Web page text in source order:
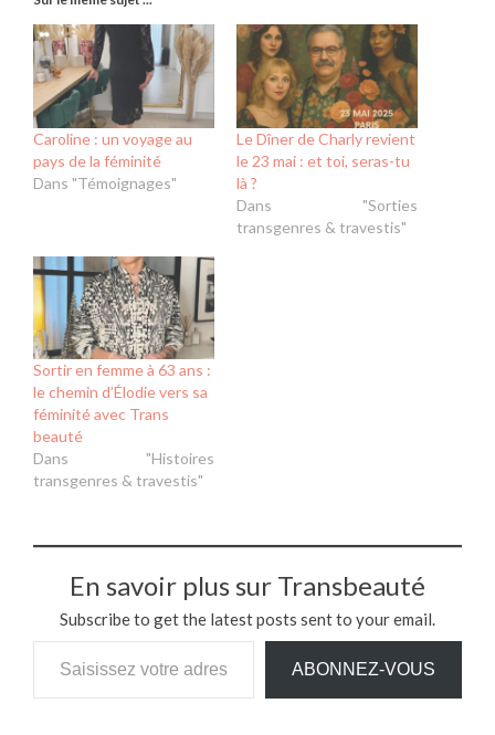
Caroline : un voyage au
pays de la féminité
Dans "Témoignages"
Le Dîner de Charly revient
le 23 mai : et toi, seras-tu
là ?
Dans "Sorties
transgenres & travestis"
Sortir en femme à 63 ans :
le chemin d’Élodie vers sa
féminité avec Trans
beauté
Dans "Histoires
transgenres & travestis"
En savoir plus sur Transbeauté
Subscribe to get the latest posts sent to your email.
ABONNEZ-VOUS